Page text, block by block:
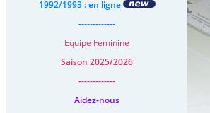
1992/1993 : en ligne
-------------
Equipe Feminine
Saison 2025/2026
-------------
Aidez-nous